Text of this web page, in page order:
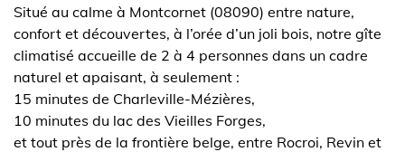
Situé au calme à Montcornet (08090) entre nature,
confort et découvertes, à l’orée d’un joli bois, notre gîte
climatisé accueille de 2 à 4 personnes dans un cadre
naturel et apaisant, à seulement :
15 minutes de Charleville-Mézières,
10 minutes du lac des Vieilles Forges,
et tout près de la frontière belge, entre Rocroi, Revin et